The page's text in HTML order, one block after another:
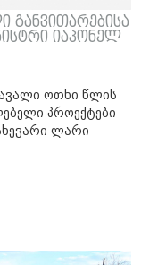
იაპონელ
ოთხი წლის
პროექტები
ლარი